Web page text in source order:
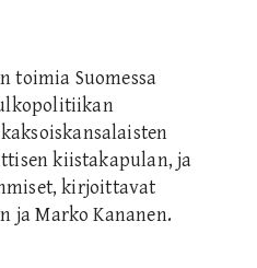
toimia Suomessa
kiistakapulan, ja
kirjoittavat
ja Marko Kananen.